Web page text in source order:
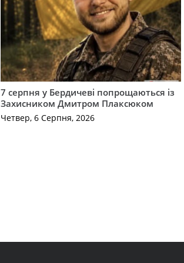
7 серпня у Бердичеві попрощаються із
Захисником Дмитром Плаксюком
Четвер, 6 Серпня, 2026